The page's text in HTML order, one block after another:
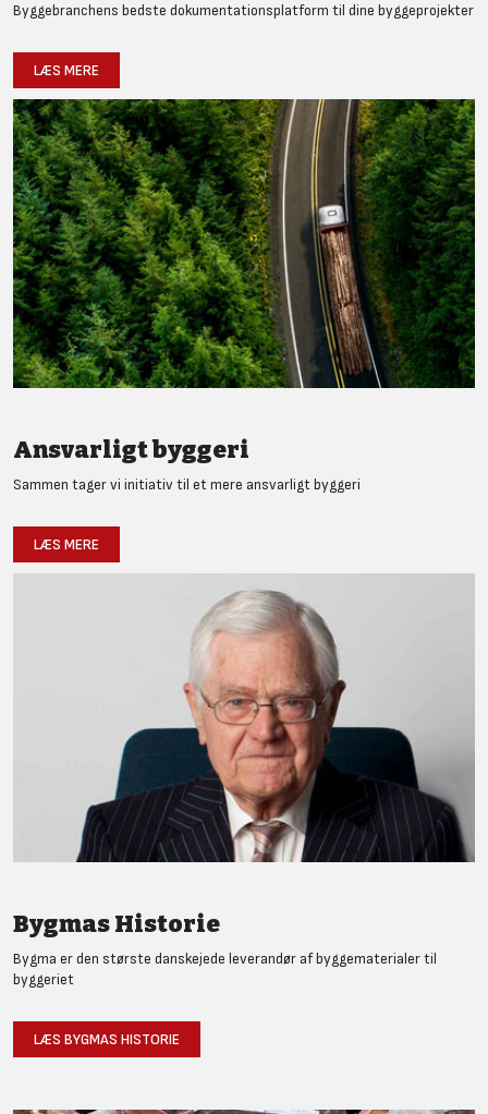
Byggebranchens bedste dokumentationsplatform til dine byggeprojekter
LÆS MERE
Ansvarligt byggeri
Sammen tager vi initiativ til et mere ansvarligt byggeri
LÆS MERE
Bygmas Historie
Bygma er den største danskejede leverandør af byggematerialer til
byggeriet
LÆS BYGMAS HISTORIE